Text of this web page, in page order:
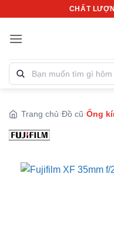
nội
CHẤT
Tìm
kiếm
phẩm:
Trang chủ Đồ cũ Ống